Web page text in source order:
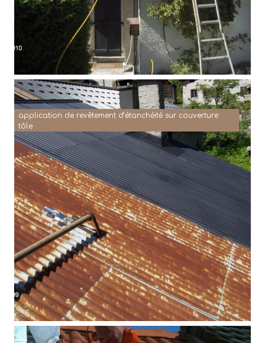
application de revêtement d’étanchéité sur couverture
tôle